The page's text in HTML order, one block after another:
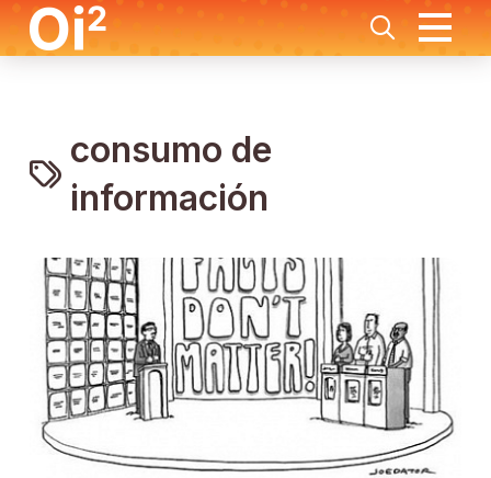
consumo de
información